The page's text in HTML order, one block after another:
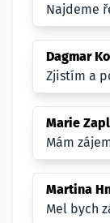
Najdeme
Dagmar
Zjistím a
Marie
Mám
Martina
Mel bych